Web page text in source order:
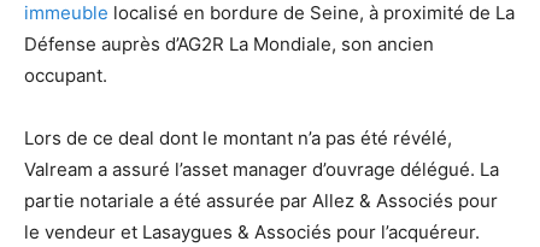
immeuble localisé en bordure de Seine, à proximité de La
Défense auprès d’AG2R La Mondiale, son ancien
occupant.
Lors de ce deal dont le montant n’a pas été révélé,
Valream a assuré l’asset manager d’ouvrage délégué. La
partie notariale a été assurée par Allez & Associés pour
le vendeur et Lasaygues & Associés pour l’acquéreur.